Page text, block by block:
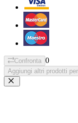
Confronta 0
Aggiungi altri prodotti